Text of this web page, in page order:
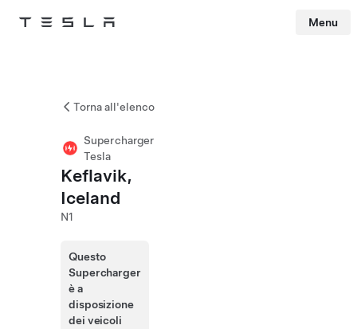
Tesla Menu
Torna all'elenco
Supercharger
Tesla
Keflavik,
Iceland
N1
Questo
Supercharger
è a
disposizione
dei veicoli